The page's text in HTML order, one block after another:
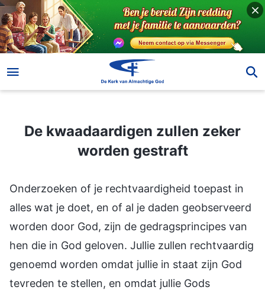
De kwaadaardigen zullen zeker worden gestraft
De kwaadaardigen zullen zeker
worden gestraft
Onderzoeken of je rechtvaardigheid toepast in
alles wat je doet, en of al je daden geobserveerd
worden door God, zijn de gedragsprincipes van
hen die in God geloven. Jullie zullen rechtvaardig
genoemd worden omdat jullie in staat zijn God
tevreden te stellen, en omdat jullie Gods